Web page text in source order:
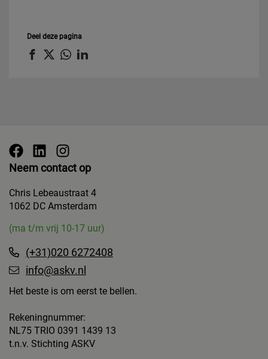
Deel deze pagina
Neem contact op
Chris Lebeaustraat 4
1062 DC Amsterdam
(ma t/m vrij 10-17 uur)
(+31)020 6272408
info@askv.nl
Het beste is om eerst te bellen.
Rekeningnummer:
NL75 TRIO 0391 1439 13
t.n.v. Stichting ASKV